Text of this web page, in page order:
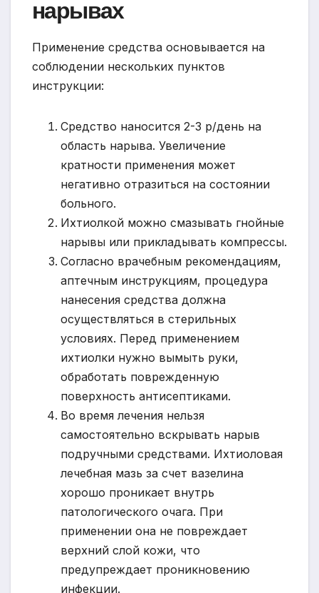
нарывах
Применение средства основывается на
соблюдении нескольких пунктов
инструкции:
Средство наносится 2-3 р/день на
область нарыва. Увеличение
кратности применения может
негативно отразиться на состоянии
больного.
Ихтиолкой можно смазывать гнойные
нарывы или прикладывать компрессы.
Согласно врачебным рекомендациям,
аптечным инструкциям, процедура
нанесения средства должна
осуществляться в стерильных
условиях. Перед применением
ихтиолки нужно вымыть руки,
обработать поврежденную
поверхность антисептиками.
Во время лечения нельзя
самостоятельно вскрывать нарыв
подручными средствами. Ихтиоловая
лечебная мазь за счет вазелина
хорошо проникает внутрь
патологического очага. При
применении она не повреждает
верхний слой кожи, что
предупреждает проникновению
инфекции.